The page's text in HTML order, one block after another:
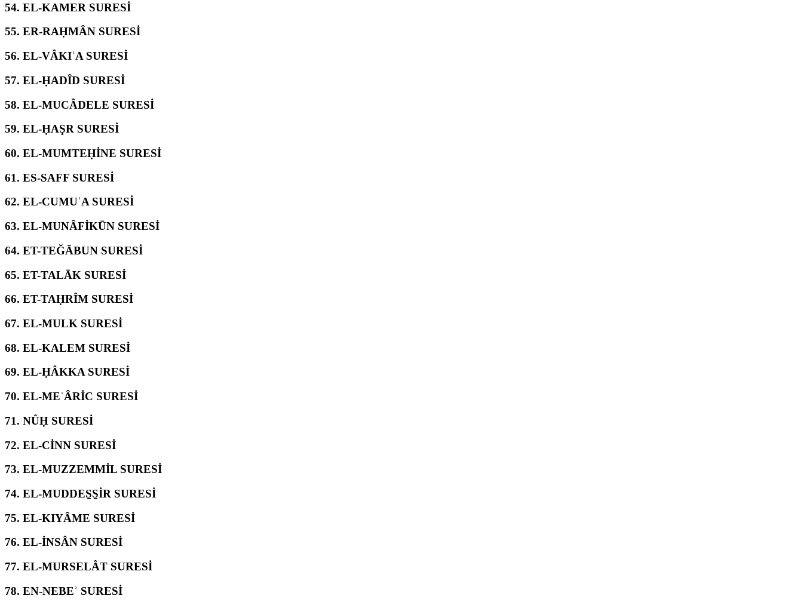
54. EL-KAMER SURESİ
55. ER-RAḤMÂN SURESİ
56. EL-VÂKIʿA SURESİ
57. EL-ḤADÎD SURESİ
58. EL-MUCÂDELE SURESİ
59. EL-ḤAŞR SURESİ
60. EL-MUMTEḤİNE SURESİ
61. ES-SAFF SURESİ
62. EL-CUMUʿA SURESİ
63. EL-MUNÂFİKŪN SURESİ
64. ET-TEĞĀBUN SURESİ
65. ET-TALĀK SURESİ
66. ET-TAḤRÎM SURESİ
67. EL-MULK SURESİ
68. EL-KALEM SURESİ
69. EL-ḤÂKKA SURESİ
70. EL-MEʿÂRİC SURESİ
71. NÛḤ SURESİ
72. EL-CİNN SURESİ
73. EL-MUZZEMMİL SURESİ
74. EL-MUDDES̱S̱İR SURESİ
75. EL-KIYÂME SURESİ
76. EL-İNSÂN SURESİ
77. EL-MURSELÂT SURESİ
78. EN-NEBEʾ SURESİ